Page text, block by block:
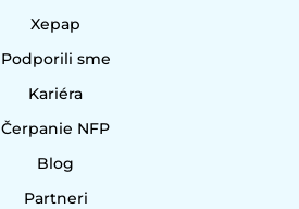
Xepap
Podporili sme
Kariéra
Čerpanie NFP
Blog
Partneri